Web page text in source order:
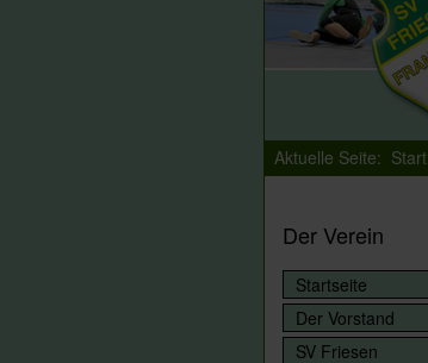
Aktuelle Seite: Start
Der Verein
Startseite
Der Vorstand
SV Friesen